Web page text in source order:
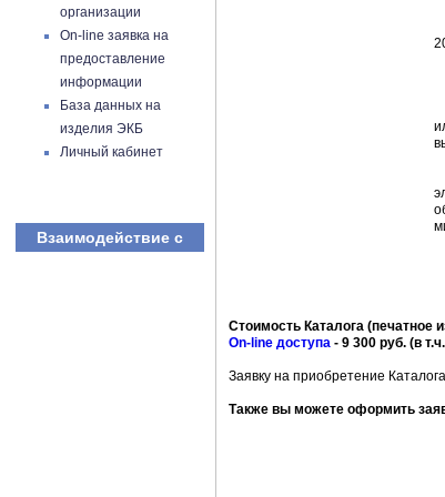
организации
On-line заявка на
предоставление
информации
База данных на
изделия ЭКБ
Личный кабинет
Взаимодействие с
Стоимость Каталога (печатное
On-line доступа- 9 300 руб. (в
Заявку на приобретение
Также вы можете оформить